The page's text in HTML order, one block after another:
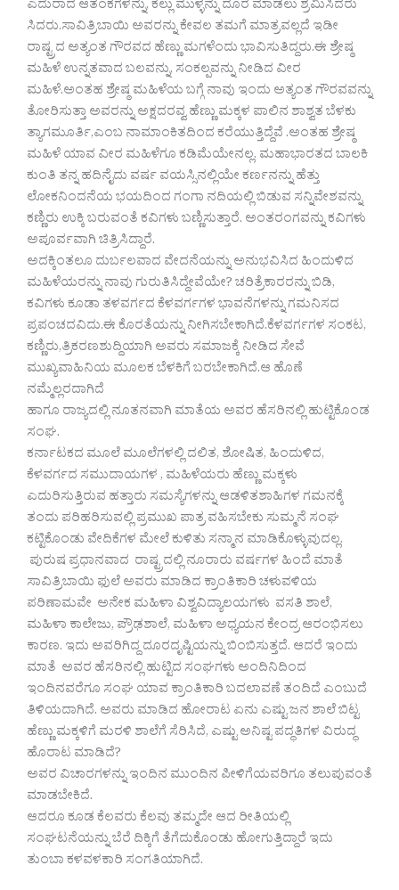
ಎದುರಾದ ಆತಂಕಗಳನ್ನು, ಕಲ್ಲು ಮುಳ್ಳನ್ನು ದೂರ ಮಾಡಲು ಶ್ರಮಿಸಿದರು
ಸಿದರು.ಸಾವಿತ್ರಿಬಾಯಿ ಅವರನ್ನು ಕೇವಲ ತಮಗೆ ಮಾತ್ರವಲ್ಲದೆ ಇಡೀ
ರಾಷ್ಟ್ರದ ಅತ್ಯಂತ ಗೌರವದ ಹೆಣ್ಣು ಮಗಳೆಂದು ಭಾವಿಸುತಿದ್ದರು.ಈ ಶ್ರೇಷ್ಠ
ಮಹಿಳೆ ಉನ್ನತವಾದ ಬಲವನ್ನು, ಸಂಕಲ್ಪವನ್ನು ನೀಡಿದ ವೀರ
ಮಹಿಳೆ.ಅಂತಹ ಶ್ರೇಷ್ಠ ಮಹಿಳೆಯ ಬಗ್ಗೆ ನಾವು ಇಂದು ಅತ್ಯಂತ ಗೌರವವನ್ನು
ತೋರಿಸುತ್ತಾ ಅವರನ್ನು ಅಕ್ಷದರವ್ವ ಹೆಣ್ಣು ಮಕ್ಕಳ ಪಾಲಿನ ಶಾಶ್ವತ ಬೆಳಕು
ತ್ಯಾಗಮೂರ್ತಿ,ಎಂಬ ನಾಮಾಂಕಿತದಿಂದ ಕರೆಯುತ್ತಿದ್ದೆವೆ .ಅಂತಹ ಶ್ರೇಷ್ಠ
ಮಹಿಳೆ ಯಾವ ವೀರ ಮಹಿಳೆಗೂ ಕಡಿಮೆಯೇನಲ್ಲ. ಮಹಾಭಾರತದ ಬಾಲಕಿ
ಕುಂತಿ ತನ್ನ ಹದಿನೈದು ವರ್ಷ ವಯಸ್ಸಿನಲ್ಲಿಯೇ ಕರ್ಣನನ್ನು ಹೆತ್ತು
ಲೋಕನಿಂದನೆಯ ಭಯದಿಂದ ಗಂಗಾ ನದಿಯಲ್ಲಿ ಬಿಡುವ ಸನ್ನಿವೇಶವನ್ನು
ಕಣ್ಣಿರು ಉಕ್ಕಿ ಬರುವಂತೆ ಕವಿಗಳು ಬಣ್ಣಿಸುತ್ತಾರೆ. ಅಂತರಂಗವನ್ನು ಕವಿಗಳು
ಅಪೂರ್ವವಾಗಿ ಚಿತ್ರಿಸಿದ್ದಾರೆ.
ಅದಕ್ಕಿಂತಲೂ ದುರ್ಬಲವಾದ ವೇದನೆಯನ್ನು ಅನುಭವಿಸಿದ ಹಿಂದುಳಿದ
ಮಹಿಳೆಯರನ್ನು ನಾವು ಗುರುತಿಸಿದ್ದೇವೆಯೇ? ಚರಿತ್ರೆಕಾರರನ್ನು ಬಿಡಿ,
ಕವಿಗಳು ಕೂಡಾ ತಳವರ್ಗದ ಕೆಳವರ್ಗಗಳ ಭಾವನೆಗಳನ್ನು ಗಮನಿಸದ
ಪ್ರಪಂಚದವಿದು.ಈ ಕೊರತೆಯನ್ನು ನೀಗಿಸಬೇಕಾಗಿದೆ.ಕೆಳವರ್ಗಗಳ ಸಂಕಟ,
ಕಣ್ಣಿರು,ತ್ರಿಕರಣಶುದ್ದಿಯಾಗಿ ಅವರು ಸಮಾಜಕ್ಕೆ ನೀಡಿದ ಸೇವೆ
ಮುಖ್ಯವಾಹಿನಿಯ ಮೂಲಕ ಬೆಳಕಿಗೆ ಬರಬೇಕಾಗಿದೆ.ಆ ಹೊಣೆ
ನಮ್ಮೆಲ್ಲರದಾಗಿದೆ
ಹಾಗೂ ರಾಜ್ಯದಲ್ಲಿ ನೂತನವಾಗಿ ಮಾತೆಯ ಅವರ ಹೆಸರಿನಲ್ಲಿ ಹುಟ್ಟಿಕೊಂಡ
ಸಂಘ.
ಕರ್ನಾಟಕದ ಮೂಲೆ ಮೂಲೆಗಳಲ್ಲಿ ದಲಿತ, ಶೋಷಿತ, ಹಿಂದುಳಿದ,
ಕೆಳವರ್ಗದ ಸಮುದಾಯಗಳ , ಮಹಿಳೆಯರು ಹೆಣ್ಣು ಮಕ್ಕಳು
ಎದುರಿಸುತ್ತಿರುವ ಹತ್ತಾರು ಸಮಸ್ಯೆಗಳನ್ನು ಆಡಳಿತಶಾಹಿಗಳ ಗಮನಕ್ಕೆ
ತಂದು ಪರಿಹರಿಸುವಲ್ಲಿ ಪ್ರಮುಖ ಪಾತ್ರ ವಹಿಸಬೇಕು ಸುಮ್ಮನೆ ಸಂಘ
ಕಟ್ಟಿಕೊಂಡು ವೇದಿಕೆಗಳ ಮೇಲೆ ಕುಳಿತು ಸನ್ಮಾನ ಮಾಡಿಕೊಳ್ಳುವುದಲ್ಲ.
ಪುರುಷ ಪ್ರಧಾನವಾದ ರಾಷ್ಟ್ರದಲ್ಲಿ ನೂರಾರು ವರ್ಷಗಳ ಹಿಂದೆ ಮಾತೆ
ಸಾವಿತ್ರಿಬಾಯಿ ಫುಲೆ ಅವರು ಮಾಡಿದ ಕ್ರಾಂತಿಕಾರಿ ಚಳುವಳಿಯ
ಪರಿಣಾಮವೇ ಅನೇಕ ಮಹಿಳಾ ವಿಶ್ವವಿದ್ಯಾಲಯಗಳು ವಸತಿ ಶಾಲೆ,
ಮಹಿಳಾ ಕಾಲೇಜು, ಪ್ರೌಢಶಾಲೆ, ಮಹಿಳಾ ಅಧ್ಯಯನ ಕೇಂದ್ರ ಆರಂಭಿಸಲು
ಕಾರಣ. ಇದು ಅವರಿಗಿದ್ದ ದೂರದೃಷ್ಟಿಯನ್ನು ಬಿಂಬಿಸುತ್ತದೆ. ಆದರೆ ಇಂದು
ಮಾತೆ ಅವರ ಹೆಸರಿನಲ್ಲಿ ಹುಟ್ಟಿದ ಸಂಘಗಳು ಅಂದಿನಿದಿಂದ
ಇಂದಿನವರೆಗೂ ಸಂಘ ಯಾವ ಕ್ರಾಂತಿಕಾರಿ ಬದಲಾವಣೆ ತಂದಿದೆ ಎಂಬುದೆ
ತಿಳಿಯದಾಗಿದೆ. ಅವರು ಮಾಡಿದ ಹೋರಾಟ ಏನು ಎಷ್ಟು ಜನ ಶಾಲೆ ಬಿಟ್ಟ
ಹೆಣ್ಣು ಮಕ್ಕಳಿಗೆ ಮರಳಿ ಶಾಲೆಗೆ ಸೆರಿಸಿದೆ, ಎಷ್ಟು ಅನಿಷ್ಟ ಪದ್ಧತಿಗಳ ವಿರುದ್ಧ
ಹೊರಾಟ ಮಾಡಿದೆ?
ಅವರ ವಿಚಾರಗಳನ್ನು ಇಂದಿನ ಮುಂದಿನ ಪೀಳಿಗೆಯವರಿಗೂ ತಲುಪುವಂತೆ
ಮಾಡಬೇಕಿದೆ.
ಆದರೂ ಕೂಡ ಕೆಲವರು ಕೆಲವು ತಮ್ಮದೇ ಆದ ರೀತಿಯಲ್ಲಿ
ಸಂಘಟನೆಯನ್ನು ಬೆರೆ ದಿಕ್ಕಿಗೆ ತೆಗೆದುಕೊಂಡು ಹೋಗುತ್ತಿದ್ದಾರೆ ಇದು
ತುಂಬಾ ಕಳವಳಕಾರಿ ಸಂಗತಿಯಾಗಿದೆ.